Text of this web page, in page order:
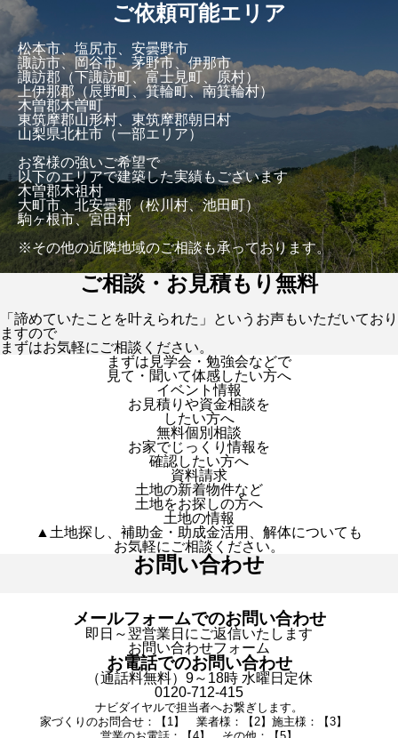
ご依頼可能エリア
松本市、塩尻市、安曇野市
諏訪市、岡谷市、茅野市、伊那市
諏訪郡（下諏訪町、富士見町、原村）
上伊那郡（辰野町、箕輪町、南箕輪村）
木曽郡木曽町
東筑摩郡山形村、東筑摩郡朝日村
山梨県北杜市（一部エリア）
お客様の強いご希望で
以下のエリアで建築した実績もございます
木曽郡木祖村
大町市、北安曇郡（松川村、池田町）
駒ヶ根市、宮田村
※その他の近隣地域のご相談も承っております。
ご相談・お見積もり無料
「諦めていたことを叶えられた」というお声もいただいており
ますので
まずはお気軽にご相談ください。
まずは見学会・勉強会などで
見て・聞いて体感したい方へ
イベント情報
お見積りや資金相談を
したい方へ
無料個別相談
お家でじっくり情報を
確認したい方へ
資料請求
土地の新着物件など
土地をお探しの方へ
土地の情報
▲土地探し、補助金・助成金活用、解体についても
お気軽にご相談ください。
お問い合わせ
メールフォームでのお問い合わせ
即日～翌営業日にご返信いたします
お問い合わせフォーム
お電話でのお問い合わせ
（通話料無料）9～18時 水曜日定休
0120-712-415
ナビダイヤルで担当者へお繋ぎします。
家づくりのお問合せ：【1】 業者様：【2】施主様：【3】